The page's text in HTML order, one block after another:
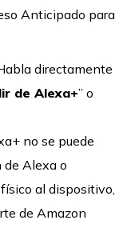
Anticipado para
directamente
de Alexa+” o
no se puede
de Alexa o
al dispositivo,
de Amazon